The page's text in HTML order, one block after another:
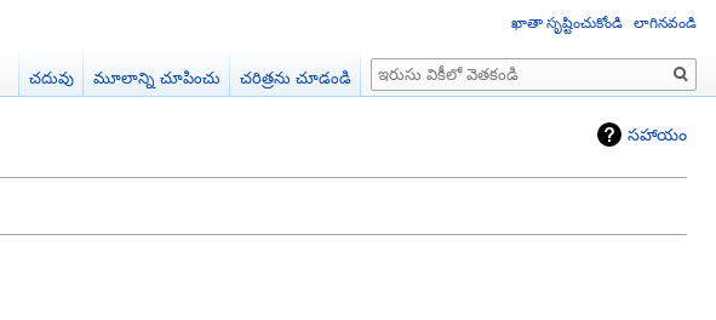
సహాయం
ఖాతా సృష్టించుకోండి లాగినవండి
చదువు మూలాన్ని చూపించు చరిత్రను చూడండి
వెతుకు